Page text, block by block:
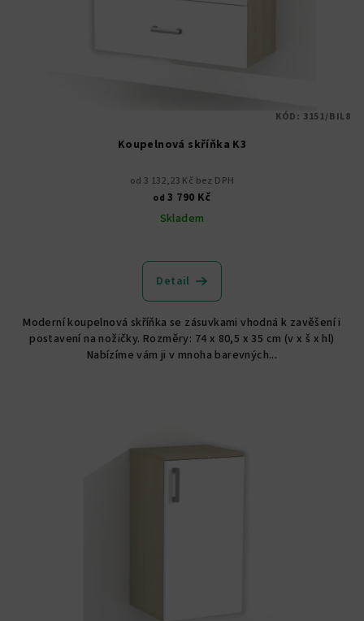
Koupelnová skříňka K3
od 3 132,23 Kč bez DPH
od 3 790 Kč
Skladem
hodnocení
produktu
z
5
hvězdiček.
Detail
Moderní koupelnová skříňka se zásuvkami vhodná k zavěšení i
postavení na nožičky. Rozměry: 74 x 80,5 x 35 cm (v x š x hl)
Nabízíme vám ji v mnoha barevných...
KÓD: 3151/BIL8